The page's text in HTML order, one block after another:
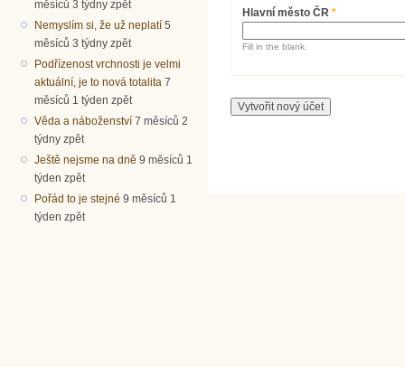
měsíců 3 týdny zpět
Nemyslím si, že už neplatí 5
měsíců 3 týdny zpět
Podřízenost vrchnosti je velmi
aktuální, je to nová totalita 7
měsíců 1 týden zpět
Věda a náboženství 7 měsíců 2
týdny zpět
Ještě nejsme na dně 9 měsíců 1
týden zpět
Pořád to je stejné 9 měsíců 1
týden zpět
Hlavní město ČR*
Fill in the blank.